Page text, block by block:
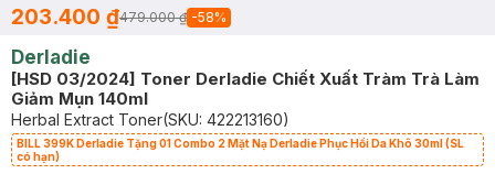
203.400 ₫479.000 ₫ -58%
Derladie
[HSD 03/2024] Toner Derladie Chiết Xuất Tràm Trà Làm
Giảm Mụn 140ml
Herbal Extract Toner(SKU: 422213160)
BILL 399K Derladie Tặng 01 Combo 2 Mặt Nạ Derladie Phục Hồi Da Khô 30ml (SL
có hạn)